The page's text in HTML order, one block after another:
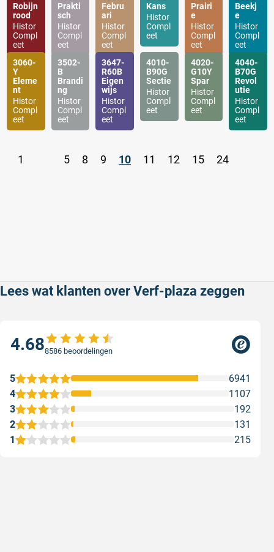
Robijn
rood
Histor
Compl
eet
Prakti
sch
Histor
Compl
eet
Febru
ari
Histor
Compl
eet
Kans
Histor
Compl
eet
Prairi
e
Histor
Compl
eet
Beekj
e
Histor
Compl
eet
3060-
Y
Eleme
nt
Histor
Compl
eet
3502-
B
Brandi
ng
Histor
Compl
eet
3647-
R60B
Eigen
wijs
Histor
Compl
eet
4010-
B90G
Sectie
Histor
Compl
eet
4020-
G10Y
Spar
Histor
Compl
eet
4040-
B70G
Revol
utie
Histor
Compl
eet
1 5 8 9 10 11 12 15 24
Lees wat klanten over Verf-plaza zeggen
4.688586 beoordelingen
1 215
2 131
3 192
4 1107
5 6941